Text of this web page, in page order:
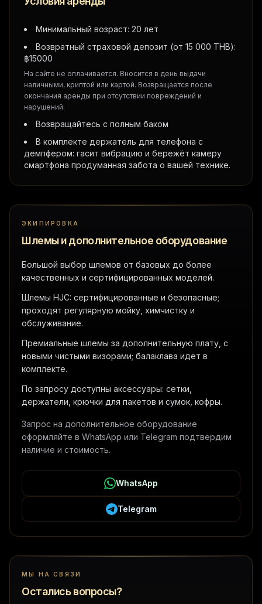
Минимальный возраст: 20 лет
Возвратный страховой депозит (от 15 000 THB):
฿15000
На сайте не оплачивается. Вносится в день выдачи
наличными, криптой или картой. Возвращается после
окончания аренды при отсутствии повреждений и
нарушений.
Возвращайтесь с полным баком
В комплекте держатель для телефона с
демпфером: гасит вибрацию и бережёт камеру
смартфона продуманная забота о вашей технике.
ЭКИПИРОВКА
Шлемы и дополнительное оборудование
Большой выбор шлемов от базовых до более
качественных и сертифицированных моделей.
Шлемы HJC: сертифицированные и безопасные;
проходят регулярную мойку, химчистку и
обслуживание.
Премиальные шлемы за дополнительную плату, с
новыми чистыми визорами; балаклава идёт в
комплекте.
По запросу доступны аксессуары: сетки,
держатели, крючки для пакетов и сумок, кофры.
Запрос на дополнительное оборудование
оформляйте в WhatsApp или Telegram подтвердим
наличие и стоимость.
WhatsApp
Telegram
МЫ НА СВЯЗИ
Остались вопросы?